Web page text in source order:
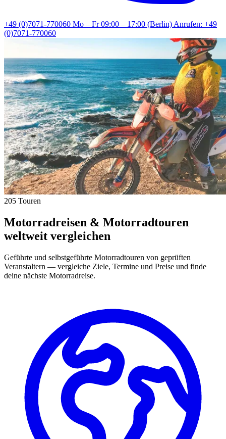
+49 (0)7071-770060 Mo – Fr 09:00 – 17:00 (Berlin)Anrufen: +49
(0)7071-770060
205 Touren
Motorradreisen & Motorradtouren
weltweit vergleichen
Geführte und selbstgeführte Motorradtouren von geprüften
Veranstaltern — vergleiche Ziele, Termine und Preise und finde
deine nächste Motorradreise.